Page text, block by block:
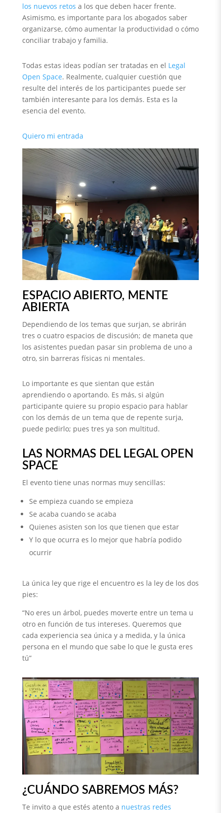
los nuevos retos a los que deben hacer frente.
Asimismo, es importante para los abogados saber
organizarse, cómo aumentar la productividad o cómo
conciliar trabajo y familia.
Todas estas ideas podían ser tratadas en el Legal
Open Space. Realmente, cualquier cuestión que
resulte del interés de los participantes puede ser
también interesante para los demás. Esta es la
esencia del evento.
Quiero mi entrada
ESPACIO ABIERTO, MENTE
ABIERTA
Dependiendo de los temas que surjan, se abrirán
tres o cuatro espacios de discusión; de maneta que
los asistentes puedan pasar sin problema de uno a
otro, sin barreras físicas ni mentales.
Lo importante es que sientan que están
aprendiendo o aportando. Es más, si algún
participante quiere su propio espacio para hablar
con los demás de un tema que de repente surja,
puede pedirlo; pues tres ya son multitud.
LAS NORMAS DEL LEGAL OPEN
SPACE
El evento tiene unas normas muy sencillas:
Se empieza cuando se empieza
Se acaba cuando se acaba
Quienes asisten son los que tienen que estar
Y lo que ocurra es lo mejor que habría podido
ocurrir
La única ley que rige el encuentro es la ley de los dos
pies:
“No eres un árbol, puedes moverte entre un tema u
otro en función de tus intereses. Queremos que
cada experiencia sea única y a medida, y la única
persona en el mundo que sabe lo que le gusta eres
tú”
¿CUÁNDO SABREMOS MÁS?
Te invito a que estés atento a nuestras redes